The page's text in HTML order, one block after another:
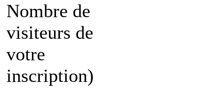
Nombre de
visiteurs de
votre
inscription)